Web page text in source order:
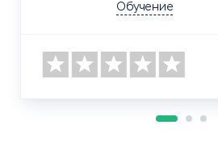
Обучение